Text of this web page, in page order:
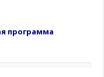
программа